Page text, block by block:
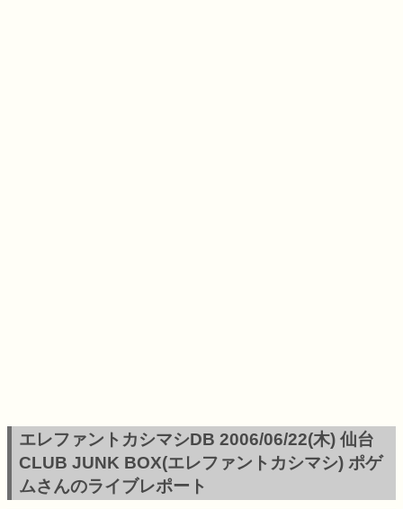
エレファントカシマシDB 2006/06/22(木) 仙台
CLUB JUNK BOX(エレファントカシマシ) ポゲ
ムさんのライブレポート